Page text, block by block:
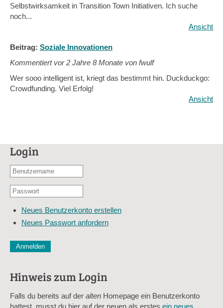
Selbstwirksamkeit in Transition Town Initiativen. Ich suche
noch...
Ansicht
Beitrag: Soziale Innovationen
Kommentiert vor2 Jahre 8 Monate von fwulf
Wer sooo intelligent ist, kriegt das bestimmt hin. Duckduckgo:
Crowdfunding. Viel Erfolg!
Ansicht
Login
Benutzername
E-
Adresse
Passwort
Neues Benutzerkonto erstellen
Neues Passwort anfordern
Diese Sicherheitsfrage überprüft, ob Sie ein menschlicher
Sag mir nicht, wie viele Sternlein stehen
Hinweis zum Login
Falls du bereits auf der alten Homepage ein Benutzerkonto
hattest, musst du hier auf der neuen als erstes ein neues